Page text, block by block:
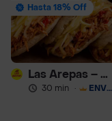
Hasta 18% Off
Las Arepas – Arepas Rellenas
30 min · ENVÍO GRATIS